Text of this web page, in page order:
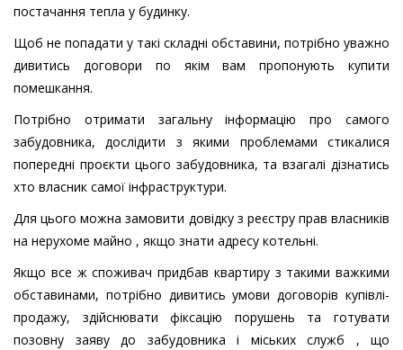
постачання тепла у будинку.
Щоб не попадати у такі складні обставини, потрібно уважно
дивитись договори по якім вам пропонують купити
помешкання.
Потрібно отримати загальну інформацію про самого
забудовника, дослідити з якими проблемами стикалися
попередні проєкти цього забудовника, та взагалі дізнатись
хто власник самої інфраструктури.
Для цього можна замовити довідку з реєстру прав власників
на нерухоме майно , якщо знати адресу котельні.
Якщо все ж споживач придбав квартиру з такими важкими
обставинами, потрібно дивитись умови договорів купівлі-
продажу, здійснювати фіксацію порушень та готувати
позовну заяву до забудовника і міських служб , що